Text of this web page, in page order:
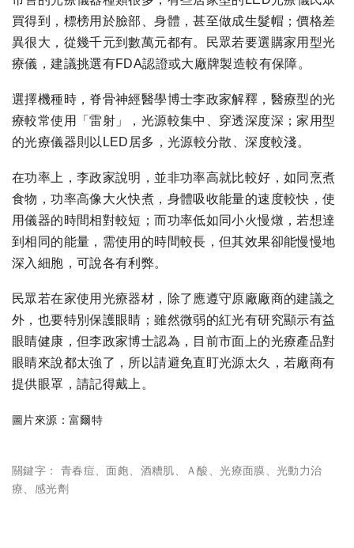
買得到，標榜用於臉部、身體，甚至做成生髮帽；價格差
異很大，從幾千元到數萬元都有。民眾若要選購家用型光
療儀，建議挑選有FDA認證或大廠牌製造較有保障。
選擇機種時，脊骨神經醫學博士李政家解釋，醫療型的光
療較常使用「雷射」，光源較集中、穿透深度深；家用型
的光療儀器則以LED居多，光源較分散、深度較淺。
在功率上，李政家說明，並非功率高就比較好，如同烹煮
食物，功率高像大火快煮，身體吸收能量的速度較快，使
用儀器的時間相對較短；而功率低如同小火慢燉，若想達
到相同的能量，需使用的時間較長，但其效果卻能慢慢地
深入細胞，可說各有利弊。
民眾若在家使用光療器材，除了應遵守原廠廠商的建議之
外，也要特別保護眼睛；雖然微弱的紅光有研究顯示有益
眼睛健康，但李政家博士認為，目前市面上的光療產品對
眼睛來說都太強了，所以請避免直盯光源太久，若廠商有
提供眼罩，請記得戴上。
圖片來源： 富爾特
關鍵字： 青春痘 、面皰 酒糟肌 Ａ酸 、光療面膜
光動力治
療
感光劑